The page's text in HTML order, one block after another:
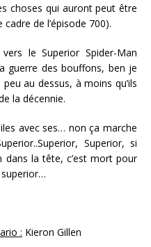
choses qui auront peut être
de l’épisode 700).
le Superior Spider-Man
guerre des bouffons, ben je
au dessus, à moins qu’ils
la décennie.
avec ses… non ça marche
Superior, si
la tête, c’est mort pour
: Kieron Gillen